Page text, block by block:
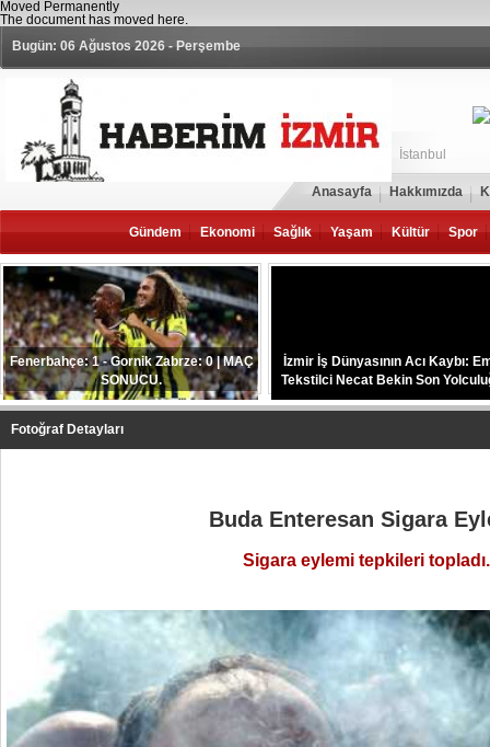
Moved Permanently
The document has moved here.
Bugün: 06 Ağustos 2026 - Perşembe
İstanbul
Anasayfa Hakkımızda
Gündem Ekonomi Sağlık Yaşam Kültür Spor
Fenerbahçe: 1 - Gornik Zabrze: 0 | MAÇ
SONUCU.
İzmir İş Dünyasının Acı Kaybı:
Tekstilci Necat Bekin Son
Uğurlandı.
Fotoğraf Detayları
Buda Enteresan Sigara
Sigara eylemi tepkileri topladı.